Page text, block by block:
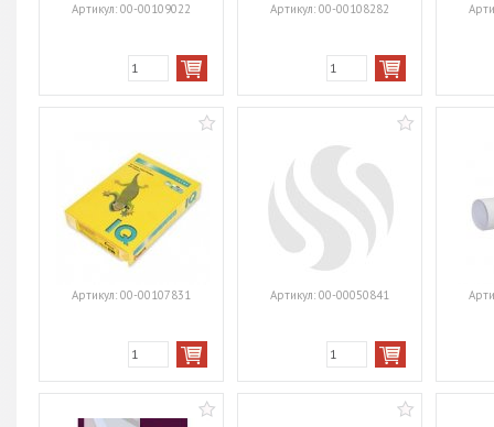
Артикул: 00-00109022 Артикул: 00-00108282
Артикул: 00-00107831 Артикул: 00-00050841